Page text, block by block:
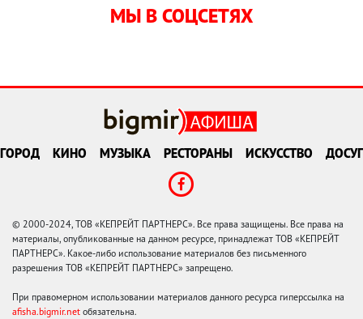
МЫ В СОЦСЕТЯХ
ГОРОД КИНО МУЗЫКА РЕСТОРАНЫ ИСКУССТВО ДОСУГ
© 2000-2024, ТОВ «КЕПРЕЙТ ПАРТНЕРС». Все права защищены. Все права на
материалы, опубликованные на данном ресурсе, принадлежат ТОВ «КЕПРЕЙТ
ПАРТНЕРС». Какое-либо использование материалов без письменного
разрешения ТОВ «КЕПРЕЙТ ПАРТНЕРС» запрещено.
При правомерном использовании материалов данного ресурса гиперссылка на
afisha.bigmir.net обязательна.